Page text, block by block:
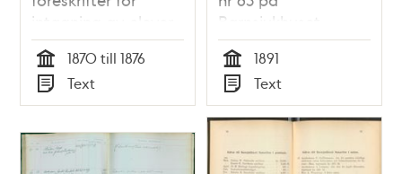
intagning av elever
1876
Tid
1870 till 1876
Typ
Text
Barnsjukhuset
Samariten 1891
Tid
1891
Typ
Text